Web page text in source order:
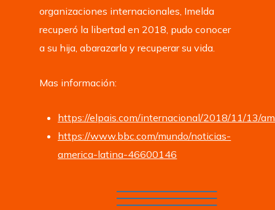
organizaciones internacionales, Imelda
recuperó la libertad en 2018, pudo conocer
a su hija, abarazarla y recuperar su vida.
Mas información:
https://elpais.com/internacional/2018/11/13/
https://www.bbc.com/mundo/noticias-
america-latina-46600146